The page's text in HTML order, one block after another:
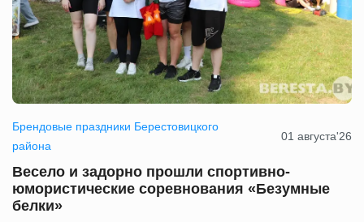
Брендовые праздники Берестовицкого
района
01 августа'26
Весело и задорно прошли спортивно-
юмористические соревнования «Безумные
белки»